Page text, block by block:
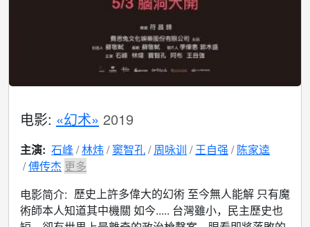
电影: «幻术» 2019
主演: 石峰 林炜 窦智孔 周咏训 王自强
陈家逵
傅传杰 更多
电影简介: 歷史上許多偉大的幻術 至今無人能解 只有魔
術師本人知道其中機關 如今..... 台灣雖小，民主歷史也